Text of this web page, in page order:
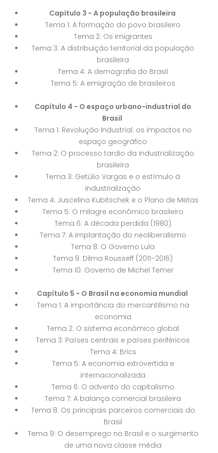
Capítulo 3 - A população brasileira
Tema 1: A formação do povo brasileiro
Tema 2: Os imigrantes
Tema 3: A distribuição territorial da população
brasileira
Tema 4: A demografia do Brasil
Tema 5: A emigração de brasileiros
Capítulo 4 - O espaço urbano-industrial do
Brasil
Tema 1: Revolução Industrial: os impactos no
espaço geográfico
Tema 2: O processo tardio da industrialização
brasileira
Tema 3: Getúlio Vargas e o estímulo à
industrialização
Tema 4: Juscelino Kubitschek e o Plano de Metas
Tema 5: O milagre econômico brasileiro
Tema 6: A década perdida (1980)
Tema 7: A implantação do neoliberalismo
Tema 8: O Governo Lula
Tema 9: Dilma Rousseff (2011–2016)
Tema 10: Governo de Michel Temer
Capítulo 5 - O Brasil na economia mundial
Tema 1: A importância do mercantilismo na
economia
Tema 2: O sistema econômico global
Tema 3: Países centrais e países periféricos
Tema 4: Brics
Tema 5: A economia extrovertida e
internacionalizada
Tema 6: O advento do capitalismo
Tema 7: A balança comercial brasileira
Tema 8: Os principais parceiros comerciais do
Brasil
Tema 9: O desemprego no Brasil e o surgimento
de uma nova classe média